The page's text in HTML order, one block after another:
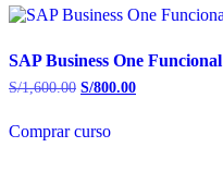
SAP Business One Funcional
S/1,600.00 El
era:
S/800.00El
Comprar curso